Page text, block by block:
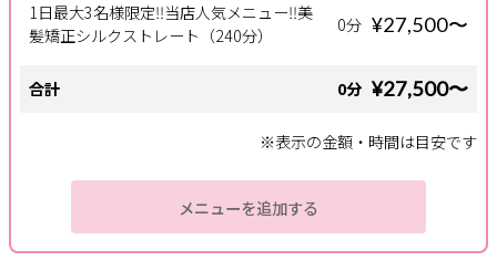
サイトマップ
運営会社
お知らせ
1日最大3名様限定‼️当店人気メニュー‼️美
髪矯正シルクストレート（240分）
0分 ¥27,500〜
合計 0分 ¥27,500〜
※表示の金額・時間は目安です
メニューを追加する